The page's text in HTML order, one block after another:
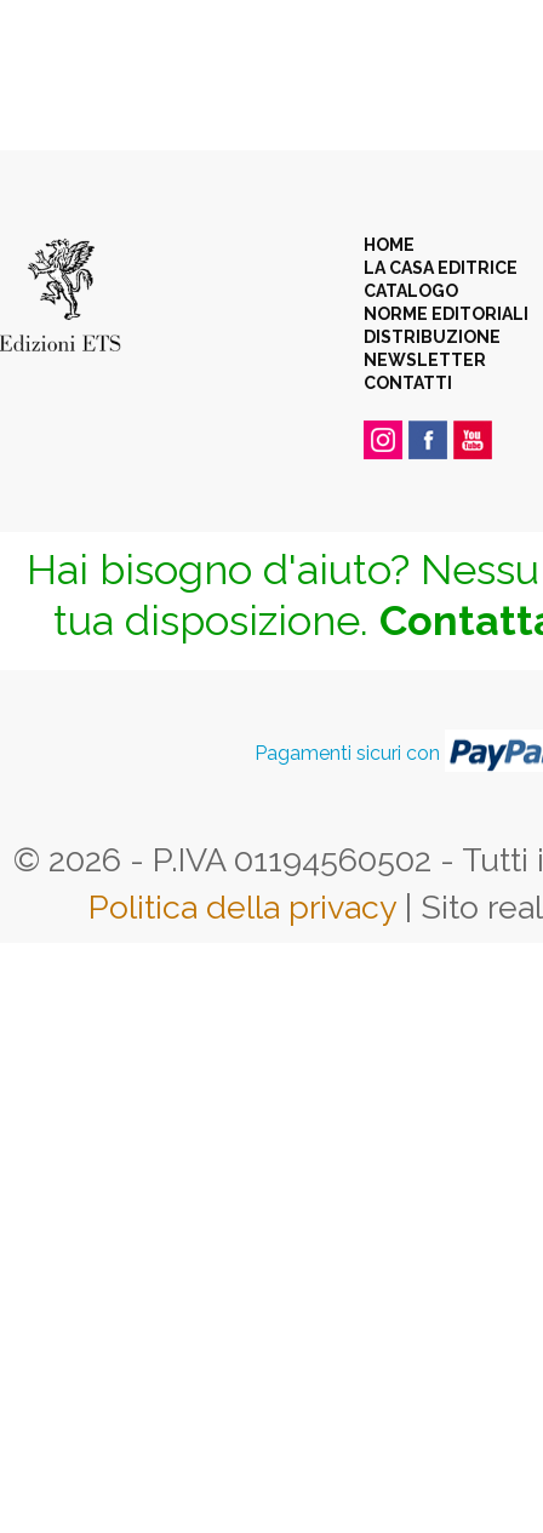
HOME
LA CASA EDITRICE
CATALOGO
NORME EDITORIALI
DISTRIBUZIONE
NEWSLETTER
CONTATTI
Hai bisogno d'aiuto?
tua disposizione.
Pagamenti sicuri con
© 2026 - P.IVA 01194560502 -
Politica della privacy | Sito